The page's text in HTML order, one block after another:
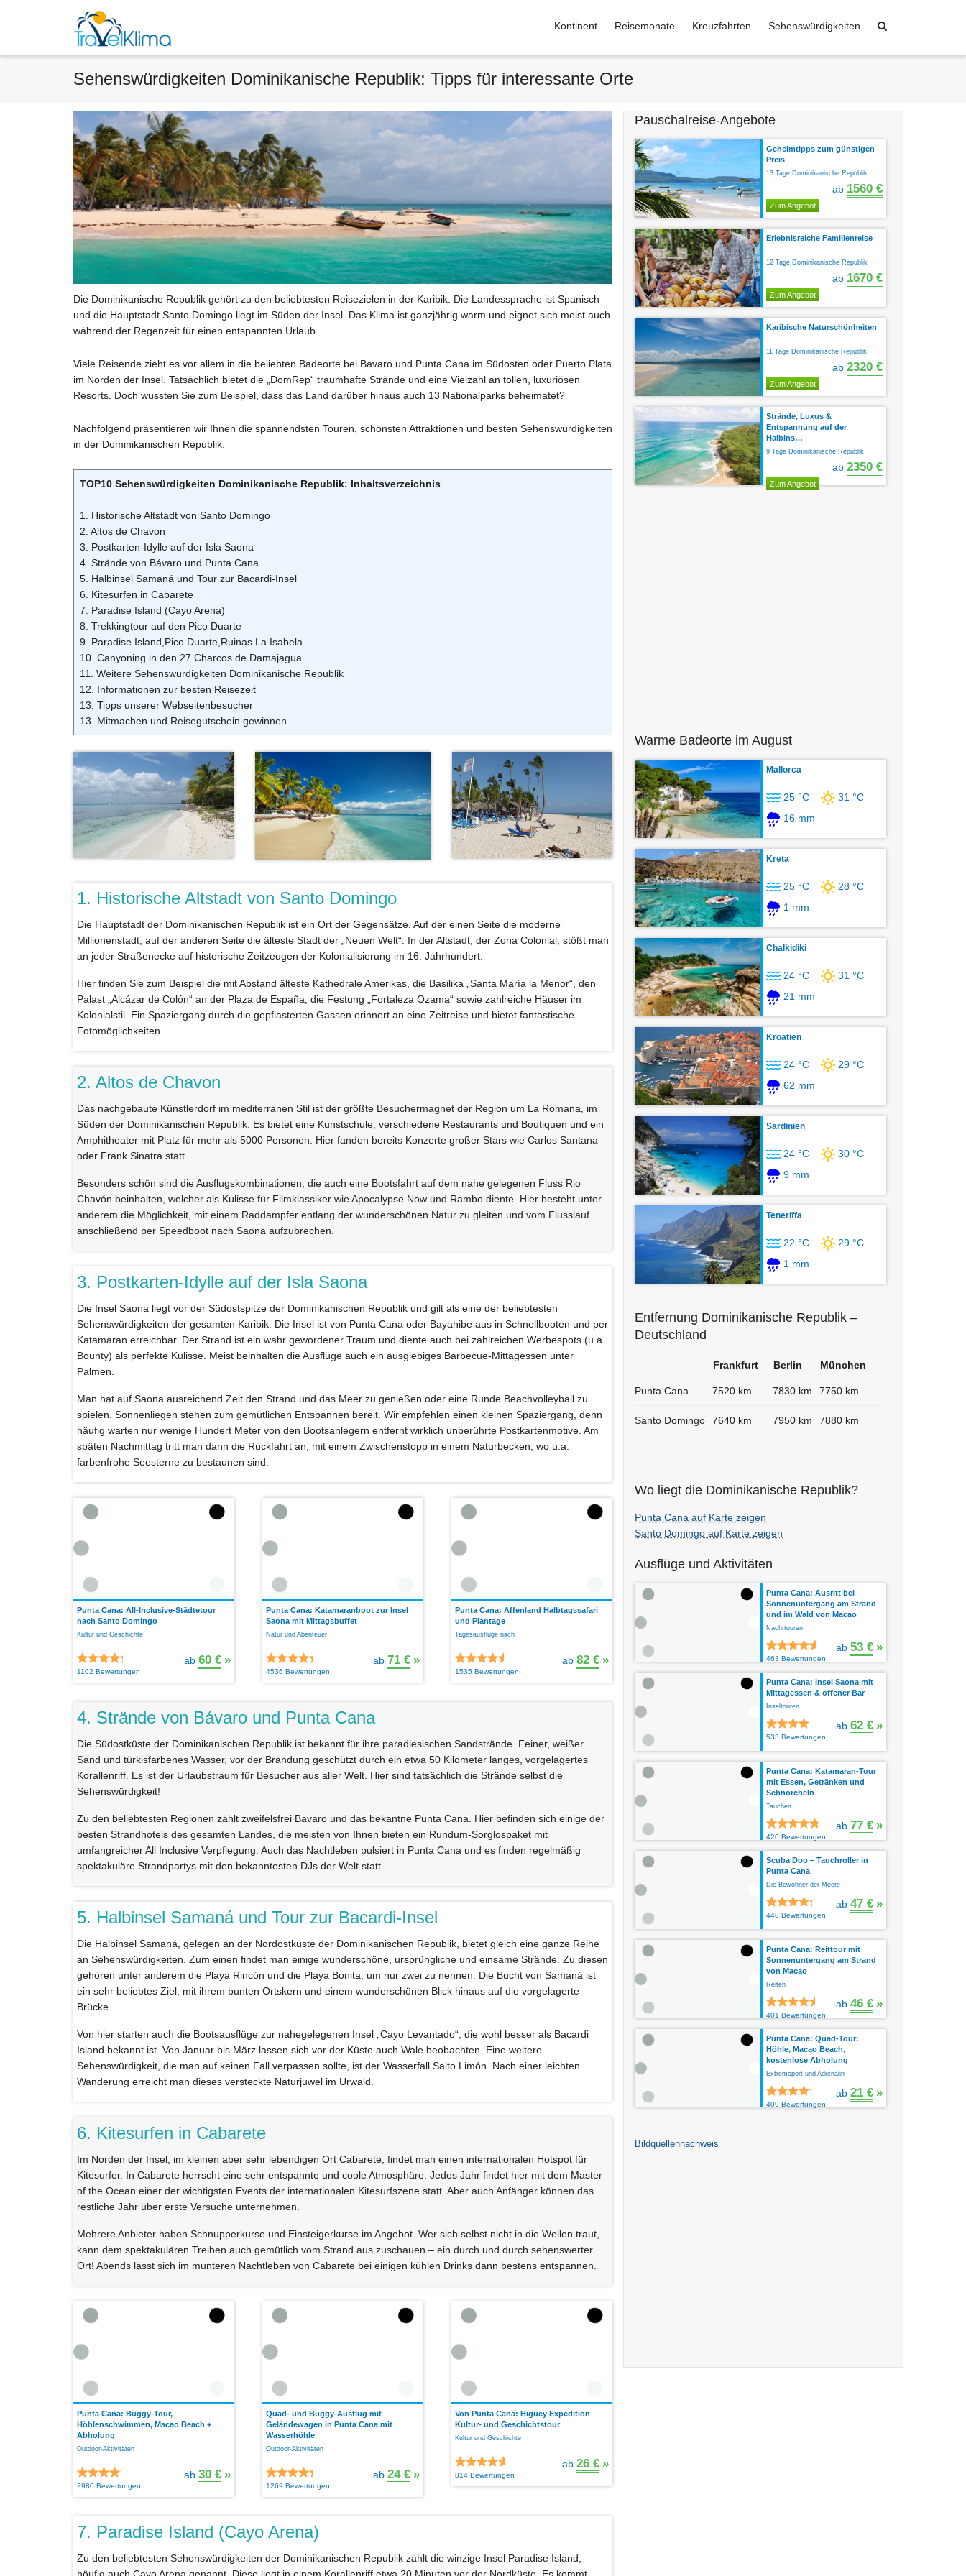
Kontinent Reisemonate Kreuzfahrten Sehenswürdigkeiten
Sehenswürdigkeiten Dominikanische Republik: Tipps für interessante Orte
Die Dominikanische Republik gehört zu den beliebtesten Reisezielen in der Karibik. Die Landessprache ist Spanisch
und die Hauptstadt Santo Domingo liegt im Süden der Insel. Das Klima ist ganzjährig warm und eignet sich meist auch
während der Regenzeit für einen entspannten Urlaub.
Viele Reisende zieht es vor allem in die beliebten Badeorte bei Bavaro und Punta Cana im Südosten oder Puerto Plata
im Norden der Insel. Tatsächlich bietet die „DomRep“ traumhafte Strände und eine Vielzahl an tollen, luxuriösen
Resorts. Doch wussten Sie zum Beispiel, dass das Land darüber hinaus auch 13 Nationalparks beheimatet?
Nachfolgend präsentieren wir Ihnen die spannendsten Touren, schönsten Attraktionen und besten Sehenswürdigkeiten
in der Dominikanischen Republik.
TOP10 Sehenswürdigkeiten Dominikanische Republik: Inhaltsverzeichnis
1. Historische Altstadt von Santo Domingo
2. Altos de Chavon
3. Postkarten-Idylle auf der Isla Saona
4. Strände von Bávaro und Punta Cana
5. Halbinsel Samaná und Tour zur Bacardi-Insel
6. Kitesurfen in Cabarete
7. Paradise Island (Cayo Arena)
8. Trekkingtour auf den Pico Duarte
9. Paradise Island,Pico Duarte,Ruinas La Isabela
10. Canyoning in den 27 Charcos de Damajagua
11. Weitere Sehenswürdigkeiten Dominikanische Republik
12. Informationen zur besten Reisezeit
13. Tipps unserer Webseitenbesucher
13. Mitmachen und Reisegutschein gewinnen
1. Historische Altstadt von Santo Domingo
Die Hauptstadt der Dominikanischen Republik ist ein Ort der Gegensätze. Auf der einen Seite die moderne
Millionenstadt, auf der anderen Seite die älteste Stadt der „Neuen Welt“. In der Altstadt, der Zona Colonial, stößt man
an jeder Straßenecke auf historische Zeitzeugen der Kolonialisierung im 16. Jahrhundert.
Hier finden Sie zum Beispiel die mit Abstand älteste Kathedrale Amerikas, die Basilika „Santa María la Menor“, den
Palast „Alcázar de Colón“ an der Plaza de España, die Festung „Fortaleza Ozama“ sowie zahlreiche Häuser im
Kolonialstil. Ein Spaziergang durch die gepflasterten Gassen erinnert an eine Zeitreise und bietet fantastische
Fotomöglichkeiten.
2. Altos de Chavon
Das nachgebaute Künstlerdorf im mediterranen Stil ist der größte Besuchermagnet der Region um La Romana, im
Süden der Dominikanischen Republik. Es bietet eine Kunstschule, verschiedene Restaurants und Boutiquen und ein
Amphitheater mit Platz für mehr als 5000 Personen. Hier fanden bereits Konzerte großer Stars wie Carlos Santana
oder Frank Sinatra statt.
Besonders schön sind die Ausflugskombinationen, die auch eine Bootsfahrt auf dem nahe gelegenen Fluss Rio
Chavón beinhalten, welcher als Kulisse für Filmklassiker wie Apocalypse Now und Rambo diente. Hier besteht unter
anderem die Möglichkeit, mit einem Raddampfer entlang der wunderschönen Natur zu gleiten und vom Flusslauf
anschließend per Speedboot nach Saona aufzubrechen.
3. Postkarten-Idylle auf der Isla Saona
Die Insel Saona liegt vor der Südostspitze der Dominikanischen Republik und gilt als eine der beliebtesten
Sehenswürdigkeiten der gesamten Karibik. Die Insel ist von Punta Cana oder Bayahibe aus in Schnellbooten und per
Katamaran erreichbar. Der Strand ist ein wahr gewordener Traum und diente auch bei zahlreichen Werbespots (u.a.
Bounty) als perfekte Kulisse. Meist beinhalten die Ausflüge auch ein ausgiebiges Barbecue-Mittagessen unter
Palmen.
Man hat auf Saona ausreichend Zeit den Strand und das Meer zu genießen oder eine Runde Beachvolleyball zu
spielen. Sonnenliegen stehen zum gemütlichen Entspannen bereit. Wir empfehlen einen kleinen Spaziergang, denn
häufig warten nur wenige Hundert Meter von den Bootsanlegern entfernt wirklich unberührte Postkartenmotive. Am
späten Nachmittag tritt man dann die Rückfahrt an, mit einem Zwischenstopp in einem Naturbecken, wo u.a.
farbenfrohe Seesterne zu bestaunen sind.
Punta Cana: All-Inclusive-Städtetour
nach Santo Domingo
Kultur und Geschichte
1102 Bewertungen
ab 60 € »
Punta Cana: Katamaranboot zur Insel
Saona mit Mittagsbuffet
Natur und Abenteuer
4536 Bewertungen
ab 71 € »
Punta Cana: Affenland Halbtagssafari
und Plantage
Tagesausflüge nach
1535 Bewertungen
ab 82 € »
4. Strände von Bávaro und Punta Cana
Die Südostküste der Dominikanischen Republik ist bekannt für ihre paradiesischen Sandstrände. Feiner, weißer
Sand und türkisfarbenes Wasser, vor der Brandung geschützt durch ein etwa 50 Kilometer langes, vorgelagertes
Korallenriff. Es ist der Urlaubstraum für Besucher aus aller Welt. Hier sind tatsächlich die Strände selbst die
Sehenswürdigkeit!
Zu den beliebtesten Regionen zählt zweifelsfrei Bavaro und das bekantne Punta Cana. Hier befinden sich einige der
besten Strandhotels des gesamten Landes, die meisten von Ihnen bieten ein Rundum-Sorglospaket mit
umfangreicher All Inclusive Verpflegung. Auch das Nachtleben pulsiert in Punta Cana und es finden regelmäßig
spektakuläre Strandpartys mit den bekanntesten DJs der Welt statt.
5. Halbinsel Samaná und Tour zur Bacardi-Insel
Die Halbinsel Samaná, gelegen an der Nordostküste der Dominikanischen Republik, bietet gleich eine ganze Reihe
an Sehenswürdigkeiten. Zum einen findet man einige wunderschöne, ursprüngliche und einsame Strände. Zu diesen
gehören unter anderem die Playa Rincón und die Playa Bonita, um nur zwei zu nennen. Die Bucht von Samaná ist
ein sehr beliebtes Ziel, mit ihrem bunten Ortskern und einem wunderschönen Blick hinaus auf die vorgelagerte
Brücke.
Von hier starten auch die Bootsausflüge zur nahegelegenen Insel „Cayo Levantado“, die wohl besser als Bacardi
Island bekannt ist. Von Januar bis März lassen sich vor der Küste auch Wale beobachten. Eine weitere
Sehenswürdigkeit, die man auf keinen Fall verpassen sollte, ist der Wasserfall Salto Limón. Nach einer leichten
Wanderung erreicht man dieses versteckte Naturjuwel im Urwald.
6. Kitesurfen in Cabarete
Im Norden der Insel, im kleinen aber sehr lebendigen Ort Cabarete, findet man einen internationalen Hotspot für
Kitesurfer. In Cabarete herrscht eine sehr entspannte und coole Atmosphäre. Jedes Jahr findet hier mit dem Master
of the Ocean einer der wichtigsten Events der internationalen Kitesurfszene statt. Aber auch Anfänger können das
restliche Jahr über erste Versuche unternehmen.
Mehrere Anbieter haben Schnupperkurse und Einsteigerkurse im Angebot. Wer sich selbst nicht in die Wellen traut,
kann dem spektakulären Treiben auch gemütlich vom Strand aus zuschauen – ein durch und durch sehenswerter
Ort! Abends lässt sich im munteren Nachtleben von Cabarete bei einigen kühlen Drinks dann bestens entspannen.
Punta Cana: Buggy-Tour,
Höhlenschwimmen, Macao Beach +
Abholung
Outdoor-Aktivitäten
2980 Bewertungen
ab 30 € »
Quad- und Buggy-Ausflug mit
Geländewagen in Punta Cana mit
Wasserhöhle
Outdoor-Aktivitäten
1269 Bewertungen
ab 24 € »
Von Punta Cana: Higuey Expedition
Kultur- und Geschichtstour
Kultur und Geschichte
814 Bewertungen
ab 26 € »
7. Paradise Island (Cayo Arena)
Zu den beliebtesten Sehenswürdigkeiten der Dominikanischen Republik zählt die winzige Insel Paradise Island,
höufig auch Cayo Arena genannt. Diese liegt in einem Korallenriff etwa 20 Minuten vor der Nordküste. Es kommt
Pauschalreise-Angebote
Geheimtipps zum günstigen
Preis
13 Tage Dominikanische Republik
ab 1560 €
Zum Angebot
Erlebnisreiche Familienreise
12 Tage Dominikanische Republik
ab 1670 €
Zum Angebot
Karibische Naturschönheiten
11 Tage Dominikanische Republik
ab 2320 €
Zum Angebot
Strände, Luxus &
Entspannung auf der
Halbins…
9 Tage Dominikanische Republik
ab 2350 €
Zum Angebot
Warme Badeorte im August
Mallorca
25 °C
31 °C
16 mm
Kreta
25 °C
28 °C
1 mm
Chalkidiki
24 °C
31 °C
21 mm
Kroatien
24 °C
29 °C
62 mm
Sardinien
24 °C
30 °C
9 mm
Teneriffa
22 °C
29 °C
1 mm
Entfernung Dominikanische Republik –
Deutschland
Frankfurt Berlin München
Punta Cana 7520 km 7830 km 7750 km
Santo Domingo 7640 km 7950 km 7880 km
Wo liegt die Dominikanische Republik?
Punta Cana auf Karte zeigen
Santo Domingo auf Karte zeigen
Ausflüge und Aktivitäten
Punta Cana: Ausritt bei
Sonnenuntergang am Strand
und im Wald von Macao
Nachttouren
463 Bewertungen
ab 53 € »
Punta Cana: Insel Saona mit
Mittagessen & offener Bar
Inseltouren
533 Bewertungen
ab 62 € »
Punta Cana: Katamaran-Tour
mit Essen, Getränken und
Schnorcheln
Tauchen
420 Bewertungen
ab 77 € »
Scuba Doo – Tauchroller in
Punta Cana
Die Bewohner der Meere
448 Bewertungen
ab 47 € »
Punta Cana: Reittour mit
Sonnenuntergang am Strand
von Macao
Reiten
401 Bewertungen
ab 46 € »
Punta Cana: Quad-Tour:
Höhle, Macao Beach,
kostenlose Abholung
Extremsport und Adrenalin
409 Bewertungen
ab 21 € »
Bildquellennachweis